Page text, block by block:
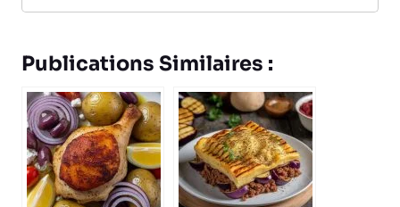
Publications Similaires :